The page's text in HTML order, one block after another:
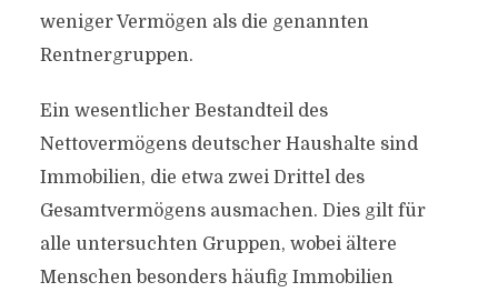
weniger Vermögen als die genannten
Rentnergruppen.
Ein wesentlicher Bestandteil des
Nettovermögens deutscher Haushalte sind
Immobilien, die etwa zwei Drittel des
Gesamtvermögens ausmachen. Dies gilt für
alle untersuchten Gruppen, wobei ältere
Menschen besonders häufig Immobilien